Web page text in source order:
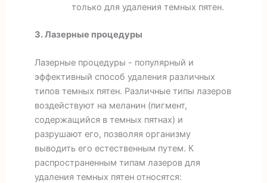
только для удаления темных пятен.
3. Лазерные процедуры
Лазерные процедуры - популярный и
эффективный способ удаления различных
типов темных пятен. Различные типы лазеров
воздействуют на меланин (пигмент,
содержащийся в темных пятнах) и
разрушают его, позволяя организму
выводить его естественным путем. К
распространенным типам лазеров для
удаления темных пятен относятся: